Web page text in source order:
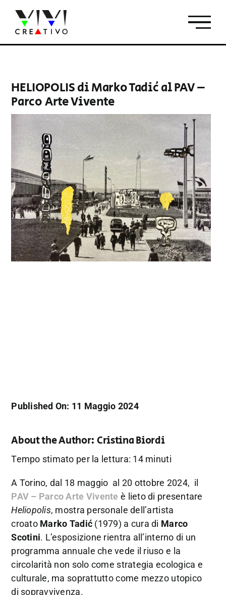
contenuto
HELIOPOLIS di Marko Tadić al PAV –
Parco Arte Vivente
Published On: 11 Maggio 2024
About the Author: Cristina Biordi
Tempo stimato per la lettura: 14 minuti
A Torino, dal 18 maggio al 20 ottobre 2024, il
PAV – Parco Arte Vivente è lieto di presentare
Heliopolis, mostra personale dell’artista
croato Marko Tadić (1979) a cura di Marco
Scotini. L’esposizione rientra all’interno di un
programma annuale che vede il riuso e la
circolarità non solo come strategia ecologica e
culturale, ma soprattutto come mezzo utopico
di sopravvivenza.